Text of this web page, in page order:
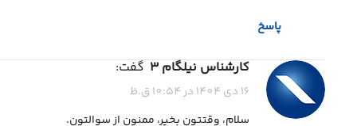
پاسخ
کارشناس نیلگام 3 گفت:
16 دی 1404 در 10:54 ق.ظ
سلام، وقتتون بخیر، ممنون از سوالتون.